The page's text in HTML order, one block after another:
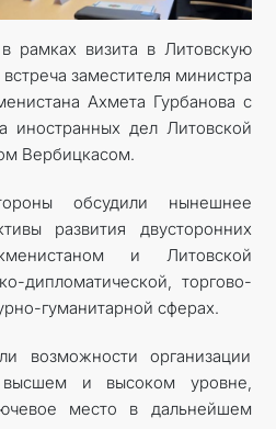
ДАННЫЕ
рамках визита в Литовскую
заместителя министра
Ахмета Гурбанова с
иностранных дел Литовской
Вербицкасом.
обсудили нынешнее
развития двусторонних
и Литовской
дипломатической, торгово-
гуманитарной сферах.
возможности организации
и высоком уровне,
место в дальнейшем